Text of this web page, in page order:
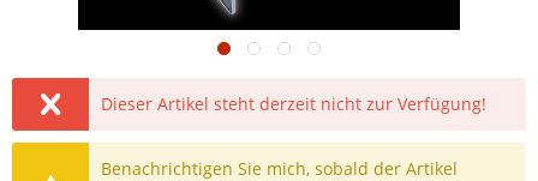
Dieser Artikel steht derzeit nicht zur Verfügung!
Benachrichtigen Sie mich, sobald der Artikel